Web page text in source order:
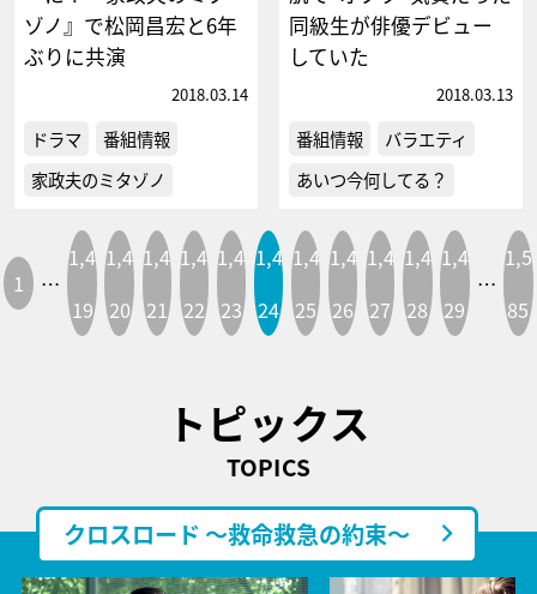
ゾノ』で松岡昌宏と6年
ぶりに共演
2018.03.14
ドラマ
番組情報
家政夫のミタゾノ
同級生が俳優デビュー
していた
2018.03.13
番組情報
バラエティ
あいつ今何してる？
1 …
1,4
19
1,4
20
1,4
21
1,4
22
1,4
23
1,4
24
1,4
25
1,4
26
1,4
27
1,4
28
1,4
29
…
1,5
85
トピックス
TOPICS
クロスロード ～救命救急の約束～